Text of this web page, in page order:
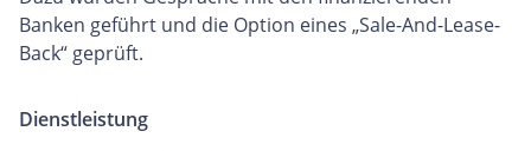
Banken geführt und die Option eines „Sale-And-Lease-
Back“ geprüft.
Dienstleistung